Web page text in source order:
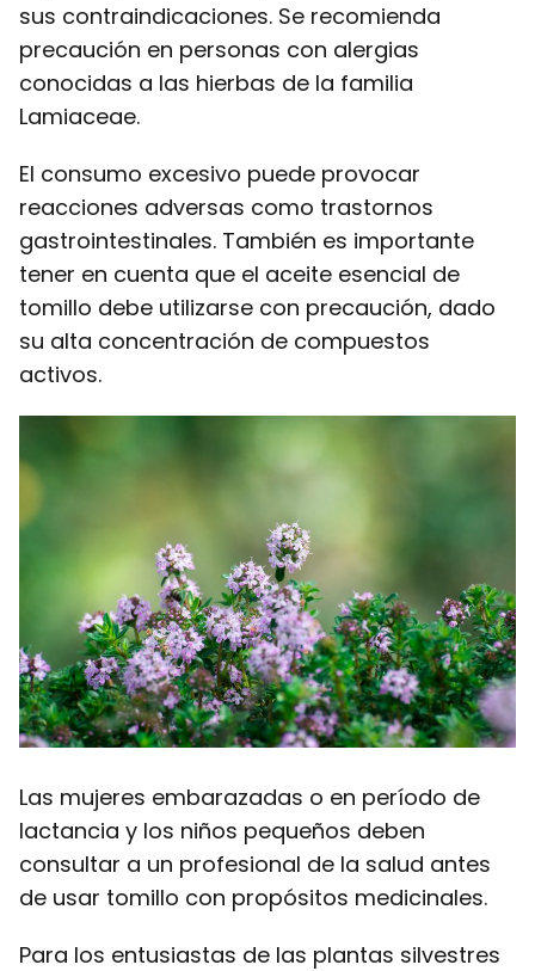
sus contraindicaciones. Se recomienda
precaución en personas con alergias
conocidas a las hierbas de la familia
Lamiaceae.
El consumo excesivo puede provocar
reacciones adversas como trastornos
gastrointestinales. También es importante
tener en cuenta que el aceite esencial de
tomillo debe utilizarse con precaución, dado
su alta concentración de compuestos
activos.
Las mujeres embarazadas o en período de
lactancia y los niños pequeños deben
consultar a un profesional de la salud antes
de usar tomillo con propósitos medicinales.
Para los entusiastas de las plantas silvestres